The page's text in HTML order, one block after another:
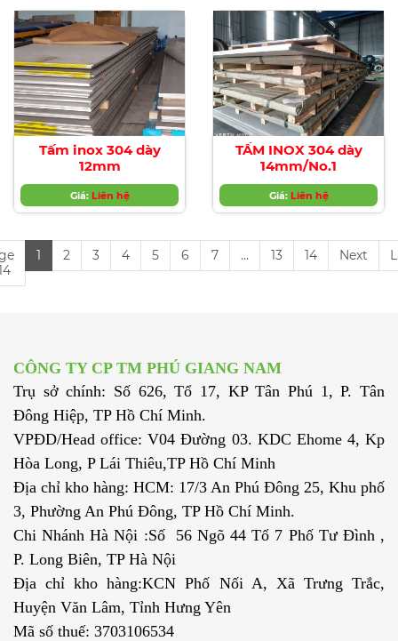
Tấm inox 304 dày
12mm
Giá: Liên hệ
TẤM INOX 304 dày
14mm/No.1
Giá: Liên hệ
1 2 3 4 5 6 7 ... 13 14 Next
CÔNG TY CP TM PHÚ GIANG NAM
Trụ sở chính: Số 626, Tổ 17, KP Tân Phú 1, P. Tân
Đông Hiệp, TP Hồ Chí Minh.
VPĐD/Head office: V04 Đường 03. KDC Ehome 4, Kp
Hòa Long, P Lái Thiêu,TP Hồ Chí Minh
Địa chỉ kho hàng: HCM: 17/3 An Phú Đông 25, Khu phố
3, Phường An Phú Đông, TP Hồ Chí Minh.
Chi Nhánh Hà Nội :Số 56 Ngõ 44 Tổ 7 Phố Tư Đình ,
P. Long Biên, TP Hà Nội
Địa chỉ kho hàng:KCN Phố Nối A, Xã Trưng Trắc,
Huyện Văn Lâm, Tỉnh Hưng Yên
Mã số thuế: 3703106534